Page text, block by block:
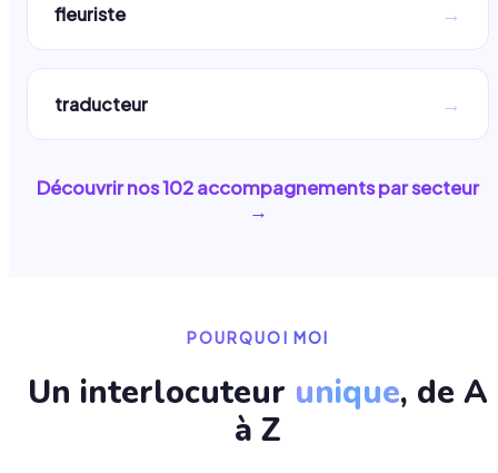
fleuriste →
traducteur →
Découvrir nos102accompagnements par secteur
→
POURQUOI MOI
Un interlocuteur unique, de A
à Z